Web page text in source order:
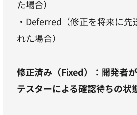
た場合）
・Deferred（修正を将来に先
れた場合）
修正済み（Fixed）：開発者が
テスターによる確認待ちの状